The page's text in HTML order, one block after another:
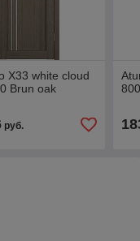
Х33 white cloud
Brun oak
руб.